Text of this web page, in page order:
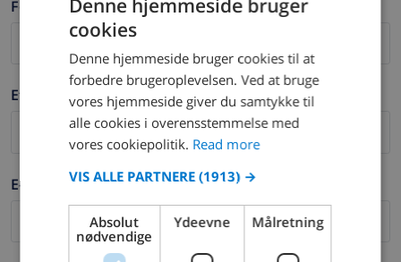
Fornavn *
Efternavn *
E-mail *
DUTCH
SPANISH
ITALIAN
cookies
Denne hjemmeside bruger cookies til at
forbedre brugeroplevelsen. Ved at bruge
vores hjemmeside giver du samtykke til
alle cookies i overensstemmelse med
vores cookiepolitik. Read more
VIS ALLE PARTNERE (1913) →
Absolut
nødvendige
Ydeevne Målretning